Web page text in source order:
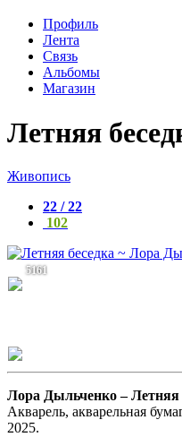
Профиль
Лента
Связь
Альбомы
Магазин
Летняя
Живопись
22 / 22
102
5161
Лора Дыльченко –Летняя
Акварель, акварельная
2025.